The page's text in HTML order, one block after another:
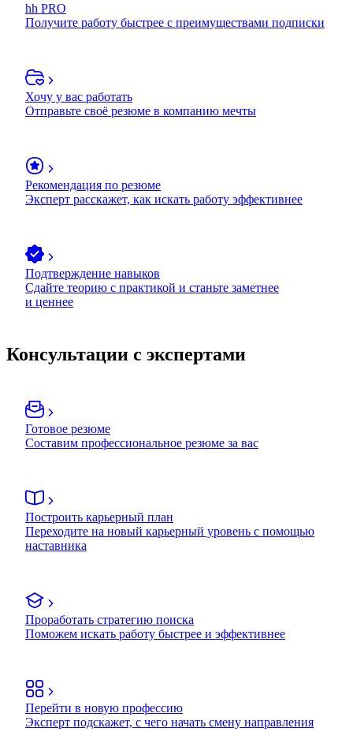
hh PRO
Получите работу быстрее с преимуществами подписки
Хочу у вас работать
Отправьте своё резюме в компанию мечты
Рекомендация по резюме
Эксперт расскажет, как искать работу эффективнее
Подтверждение навыков
Сдайте теорию с практикой и станьте заметнее
и ценнее
Консультации с экспертами
Готовое резюме
Составим профессиональное резюме за вас
Построить карьерный план
Переходите на новый карьерный уровень с помощью
наставника
Проработать стратегию поиска
Поможем искать работу быстрее и эффективнее
Перейти в новую профессию
Эксперт подскажет, с чего начать смену направления